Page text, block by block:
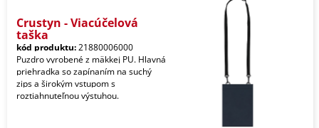
Crustyn - Viacúčelová
taška
kód produktu:21880006000
Puzdro vyrobené z mäkkej PU. Hlavná
priehradka so zapínaním na suchý
zips a širokým vstupom s
roztiahnuteľnou výstuhou.